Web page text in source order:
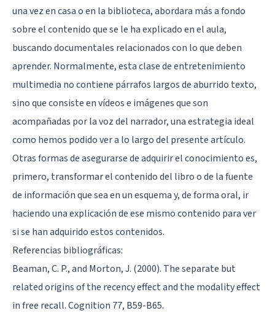
una vez en casa o en la biblioteca, abordara más a fondo
sobre el contenido que se le ha explicado en el aula,
buscando documentales relacionados con lo que deben
aprender. Normalmente, esta clase de entretenimiento
multimedia no contiene párrafos largos de aburrido texto,
sino que consiste en vídeos e imágenes que son
acompañadas por la voz del narrador, una estrategia ideal
como hemos podido ver a lo largo del presente artículo.
Otras formas de asegurarse de adquirir el conocimiento es,
primero, transformar el contenido del libro o de la fuente
de información que sea en un esquema y, de forma oral, ir
haciendo una explicación de ese mismo contenido para ver
si se han adquirido estos contenidos.
Referencias bibliográficas:
Beaman, C. P., and Morton, J. (2000). The separate but
related origins of the recency effect and the modality effect
in free recall. Cognition 77, B59-B65.